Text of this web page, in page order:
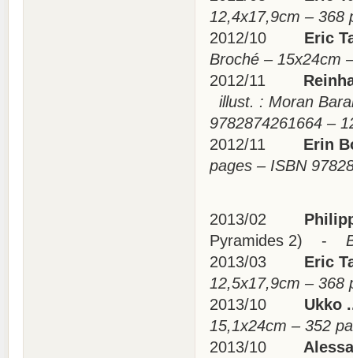
12,4x17,9cm –
2012/10
Eric
Broché – 15x24cm
2012/11
illust. : Moran
9782874261664 –
2012/11
Erin
pages – ISBN
2013/02
Pyramides 2) -
2013/03
Eric
12,5x17,9cm –
2013/10
Ukko
15,1x24cm – 352
2013/10